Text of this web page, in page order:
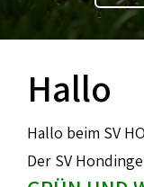
Hallo
Hallo beim SV
Der SV